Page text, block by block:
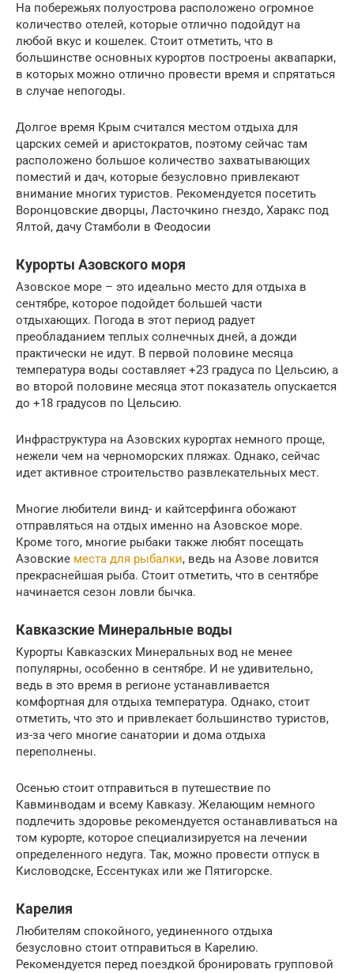
На побережьях полуострова расположено огромное
количество отелей, которые отлично подойдут на
любой вкус и кошелек. Стоит отметить, что в
большинстве основных курортов построены аквапарки,
в которых можно отлично провести время и спрятаться
в случае непогоды.
Долгое время Крым считался местом отдыха для
царских семей и аристократов, поэтому сейчас там
расположено большое количество захватывающих
поместий и дач, которые безусловно привлекают
внимание многих туристов. Рекомендуется посетить
Воронцовские дворцы, Ласточкино гнездо, Харакс под
Ялтой, дачу Стамболи в Феодосии
Курорты Азовского моря
Азовское море – это идеально место для отдыха в
сентябре, которое подойдет большей части
отдыхающих. Погода в этот период радует
преобладанием теплых солнечных дней, а дожди
практически не идут. В первой половине месяца
температура воды составляет +23 градуса по Цельсию, а
во второй половине месяца этот показатель опускается
до +18 градусов по Цельсию.
Инфраструктура на Азовских курортах немного проще,
нежели чем на черноморских пляжах. Однако, сейчас
идет активное строительство развлекательных мест.
Многие любители винд- и кайтсерфинга обожают
отправляться на отдых именно на Азовское море.
Кроме того, многие рыбаки также любят посещать
Азовские места для рыбалки, ведь на Азове ловится
прекраснейшая рыба. Стоит отметить, что в сентябре
начинается сезон ловли бычка.
Кавказские Минеральные воды
Курорты Кавказских Минеральных вод не менее
популярны, особенно в сентябре. И не удивительно,
ведь в это время в регионе устанавливается
комфортная для отдыха температура. Однако, стоит
отметить, что это и привлекает большинство туристов,
из-за чего многие санатории и дома отдыха
переполнены.
Осенью стоит отправиться в путешествие по
Кавминводам и всему Кавказу. Желающим немного
подлечить здоровье рекомендуется останавливаться на
том курорте, которое специализируется на лечении
определенного недуга. Так, можно провести отпуск в
Кисловодске, Ессентуках или же Пятигорске.
Карелия
Любителям спокойного, уединенного отдыха
безусловно стоит отправиться в Карелию.
Рекомендуется перед поездкой бронировать групповой